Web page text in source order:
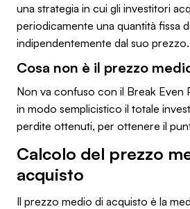
una strategia in cui gli investitori
periodicamente una quantità fissa
indipendentemente dal suo prezzo.
Cosa non è il prezzo
Non va confuso con il Break Even
in modo semplicistico il totale
perdite ottenuti, per ottenere il
Calcolo del prezzo
acquisto
Il prezzo medio di acquisto è la